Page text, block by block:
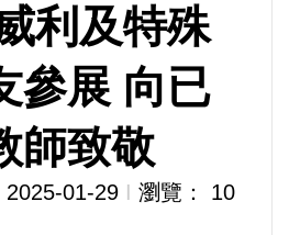
銷
利及特殊
參展 向已
師致敬
2025-01-29 Ι 瀏覽： 10